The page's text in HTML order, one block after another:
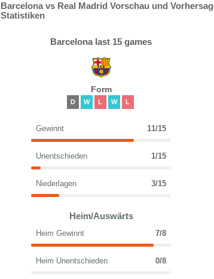
Barcelona vs Real Madrid Vorschau und
Statistiken
Barcelona last 15 games
Form
D W L W L
Gewinnt 11/15
Unentschieden 1/15
Niederlagen 3/15
Heim/Auswärts
Heim Gewinnt 7/8
Heim Unentschieden 0/8